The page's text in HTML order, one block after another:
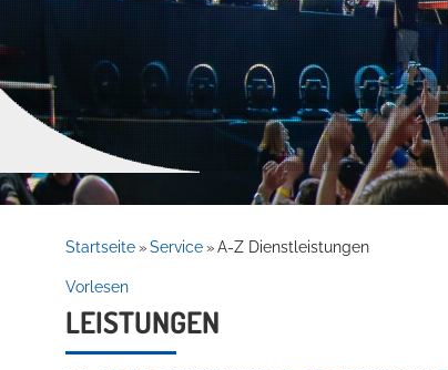
Service
Startseite » Service » A-Z Dienstleistungen
Vorlesen
LEISTUNGEN